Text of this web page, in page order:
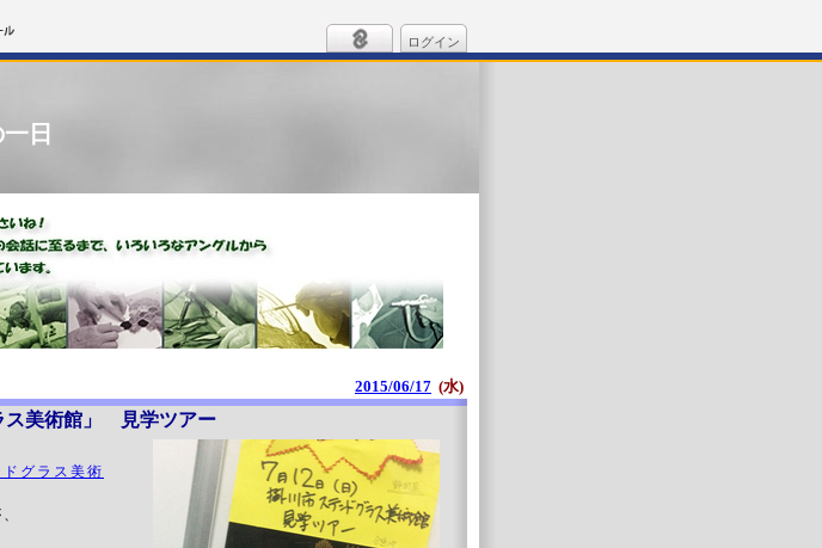
ログイン
日
2015/06/17 (水)
ス美術館」 見学ツアー
グラス美術